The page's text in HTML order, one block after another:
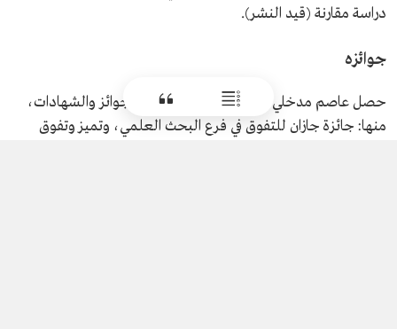
دراسة مقارنة (قيد النشر).
جوائزه
حصل عاصم مدخلي على عدد من الأوسمة والجوائز والشهادات،
منها: جائزة جازان للتفوق في فرع البحث العلمي، وتميز وتفوق